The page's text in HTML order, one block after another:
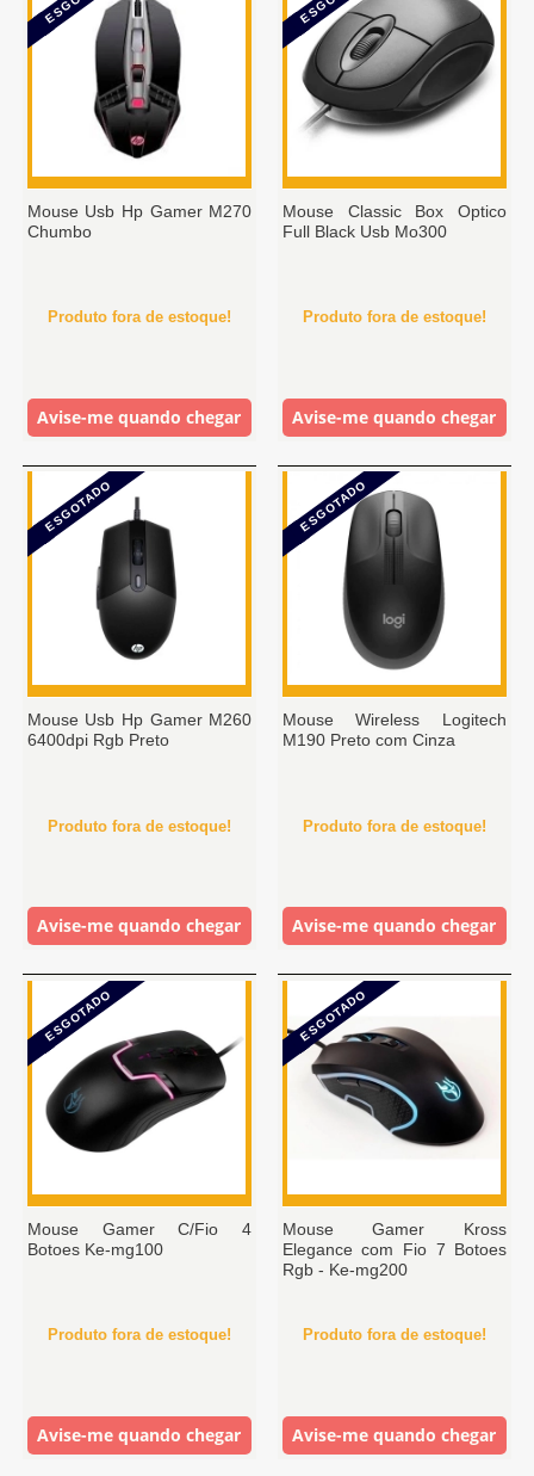
Mouse Usb Hp Gamer M270
Chumbo
Produto fora de estoque!
Avise-me quando chegar
Mouse Classic Box Optico
Full Black Usb Mo300
Produto fora de estoque!
Avise-me quando chegar
ESGOTADO
Mouse Usb Hp Gamer M260
6400dpi Rgb Preto
Produto fora de estoque!
Avise-me quando chegar
ESGOTADO
Mouse Wireless Logitech
M190 Preto com Cinza
Produto fora de estoque!
Avise-me quando chegar
ESGOTADO
Mouse Gamer C/Fio 4
Botoes Ke-mg100
Produto fora de estoque!
Avise-me quando chegar
ESGOTADO
Mouse Gamer Kross
Elegance com Fio 7 Botoes
Rgb - Ke-mg200
Produto fora de estoque!
Avise-me quando chegar